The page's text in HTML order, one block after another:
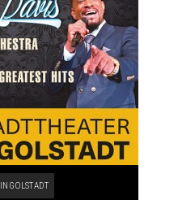
INGOLSTADT